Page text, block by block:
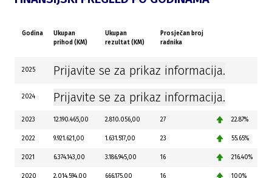
Godina
Ukupan
prihod (KM)
Ukupan
rezultat (KM)
Prosječan broj
radnika
2025 Prijavite se za prikaz informacija.
2024 Prijavite se za prikaz informacija.
2023 12.190.465,00 2.810.056,00 27 22.87%
2022 9.921.621,00 1.631.517,00 23 55.65%
2021 6.374.143,00 3.186.945,00 16 216.40%
2020 2.014.594,00 666.175,00 16 100%